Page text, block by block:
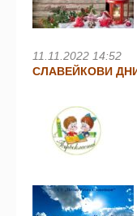
11.11.2022 14:52
СЛАВЕЙКОВИ